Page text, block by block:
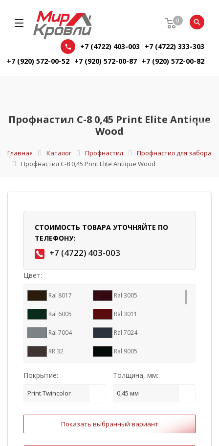
0
+7 (4722) 403-003
+7 (4722) 333-303
+7 (920) 572-00-52 +7 (920) 572-00-87 +7 (920) 572-00-82
Профнастил С-8 0,45 Print Elite Antique
Wood
Главная Каталог Профнастил
Профнастил для забора
Профнастил С-8 0,45 Print Elite Antique Wood
СТОИМОСТЬ ТОВАРА УТОЧНЯЙТЕ ПО
ТЕЛЕФОНУ:
+7 (4722) 403-003
Цвет:
Ral 8017 Ral 3005
Ral 6005 Ral 3011
Ral 7004 Ral 7024
RR 32 Ral 9005
RR 29
RR 23 Ral 1015
Покрытие:
Print Twincolor
Толщина, мм:
0,45 мм
Показать выбранный вариант